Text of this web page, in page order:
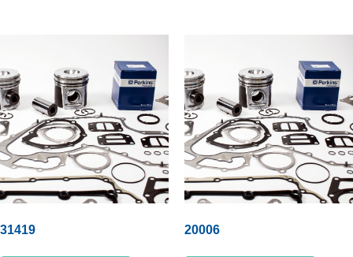
31419 20006